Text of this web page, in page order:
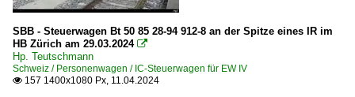
SBB - Steuerwagen Bt 50 85 28-94 912-8 an der Spitze eines IR im
HB Zürich am 29.03.2024 
Hp. Teutschmann
Schweiz / Personenwagen / IC-Steuerwagen für EW IV
 157 1400x1080 Px, 11.04.2024